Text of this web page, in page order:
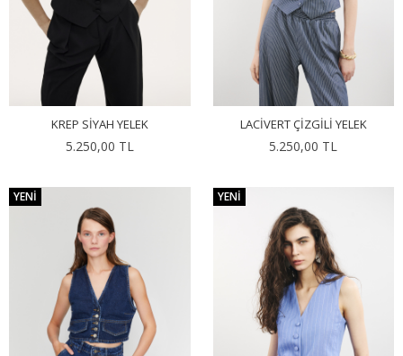
KREP SIYAH YELEK
5.250,00 TL
LACIVERT ÇIZGILI YELEK
5.250,00 TL
YENI YENI